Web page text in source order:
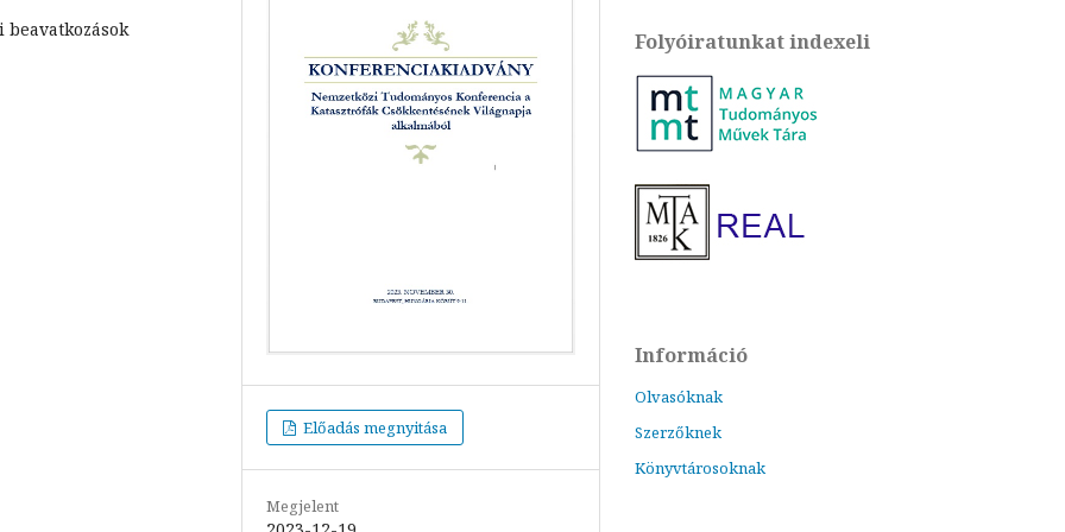
Előadás megnyitása
Megjelent
Folyóiratunkat indexeli
Információ
Olvasóknak
Szerzőknek
Könyvtárosoknak